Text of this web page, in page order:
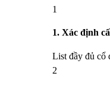
1
1. Xác định
List đầy đủ cổ
2